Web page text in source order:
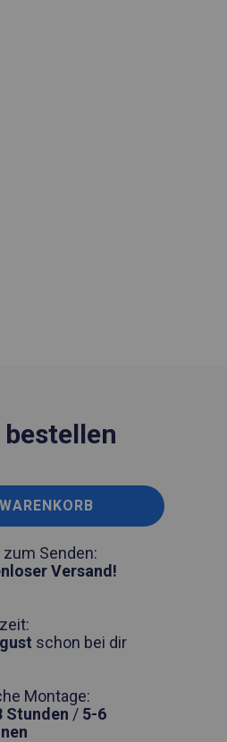
zum Senden:
Versand!
schon bei dir
Montage:
Stunden / 5-6